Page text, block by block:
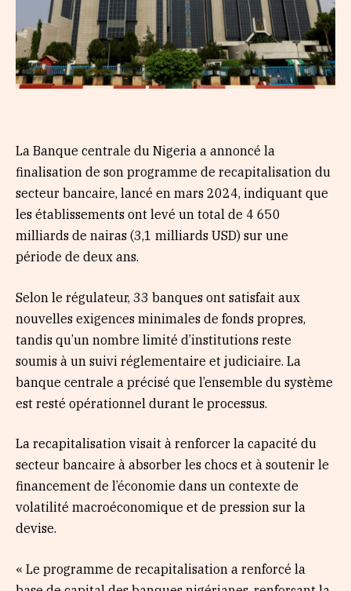
La Banque centrale du Nigeria a annoncé la
finalisation de son programme de recapitalisation du
secteur bancaire, lancé en mars 2024, indiquant que
les établissements ont levé un total de 4 650
milliards de nairas (3,1 milliards USD) sur une
période de deux ans.
Selon le régulateur, 33 banques ont satisfait aux
nouvelles exigences minimales de fonds propres,
tandis qu’un nombre limité d’institutions reste
soumis à un suivi réglementaire et judiciaire. La
banque centrale a précisé que l’ensemble du système
est resté opérationnel durant le processus.
La recapitalisation visait à renforcer la capacité du
secteur bancaire à absorber les chocs et à soutenir le
financement de l’économie dans un contexte de
volatilité macroéconomique et de pression sur la
devise.
« Le programme de recapitalisation a renforcé la